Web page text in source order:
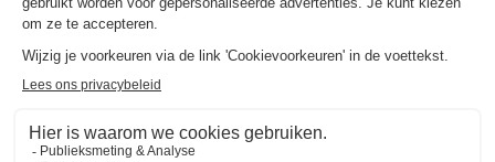
Tot 25% korting
Weg in september!